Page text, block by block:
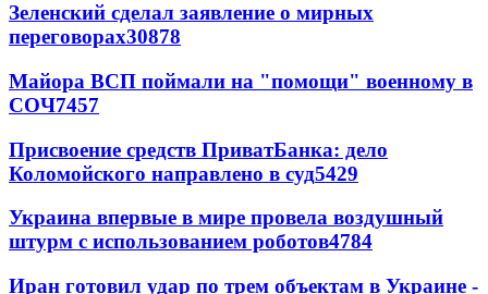
Зеленский сделал заявление о мирных
переговорах30878
Майора ВСП поймали на "помощи" военному в
СОЧ7457
Присвоение средств ПриватБанка: дело
Коломойского направлено в суд5429
Украина впервые в мире провела воздушный
штурм с использованием роботов4784
Иран готовил удар по трем объектам в Украине -